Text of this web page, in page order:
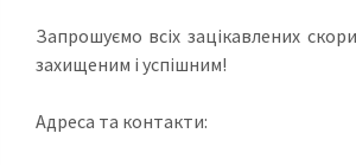
Запрошуємо всіх зацікавлених
захищеним і успішним!
Адреса та контакти: